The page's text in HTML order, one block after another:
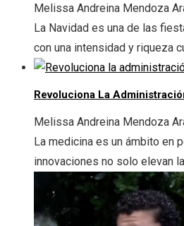
Melissa Andreina Mendoza
La Navidad es una de las
con una intensidad y riqueza
Revoluciona La
Melissa Andreina Mendoza
La medicina es un ámbito en
innovaciones no solo elevan